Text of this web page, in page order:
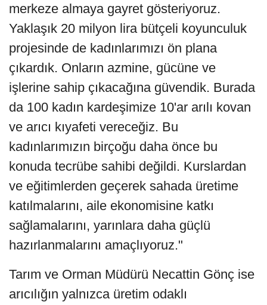
merkeze almaya gayret gösteriyoruz.
Yaklaşık 20 milyon lira bütçeli koyunculuk
projesinde de kadınlarımızı ön plana
çıkardık. Onların azmine, gücüne ve
işlerine sahip çıkacağına güvendik. Burada
da 100 kadın kardeşimize 10'ar arılı kovan
ve arıcı kıyafeti vereceğiz. Bu
kadınlarımızın birçoğu daha önce bu
konuda tecrübe sahibi değildi. Kurslardan
ve eğitimlerden geçerek sahada üretime
katılmalarını, aile ekonomisine katkı
sağlamalarını, yarınlara daha güçlü
hazırlanmalarını amaçlıyoruz."
Tarım ve Orman Müdürü Necattin Gönç ise
arıcılığın yalnızca üretim odaklı